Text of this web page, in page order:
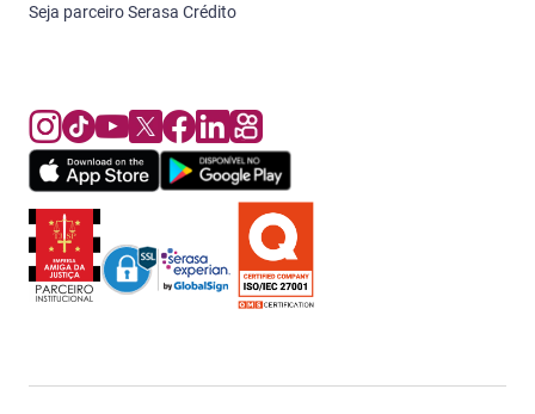
Seja parceiro Serasa Crédito